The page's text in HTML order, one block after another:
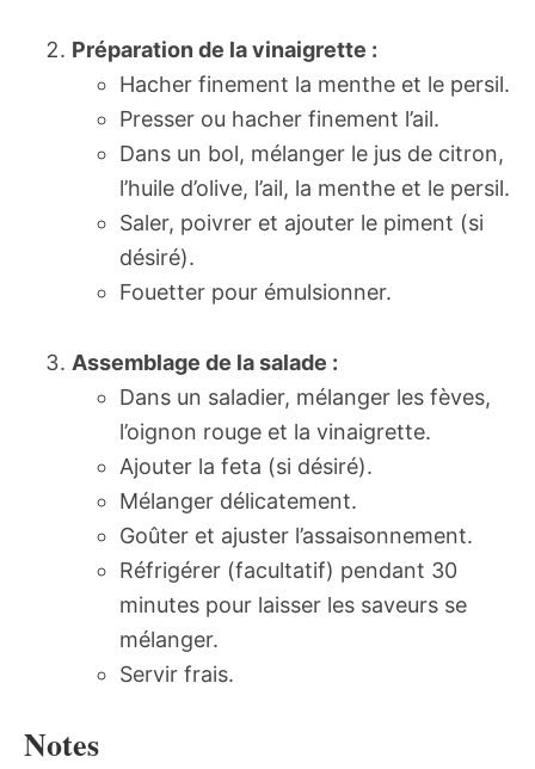
Préparation de la vinaigrette :
Hacher finement la menthe et le persil.
Presser ou hacher finement l’ail.
Dans un bol, mélanger le jus de citron,
l’huile d’olive, l’ail, la menthe et le persil.
Saler, poivrer et ajouter le piment (si
désiré).
Fouetter pour émulsionner.
Assemblage de la salade :
Dans un saladier, mélanger les fèves,
l’oignon rouge et la vinaigrette.
Ajouter la feta (si désiré).
Mélanger délicatement.
Goûter et ajuster l’assaisonnement.
Réfrigérer (facultatif) pendant 30
minutes pour laisser les saveurs se
mélanger.
Servir frais.
Notes